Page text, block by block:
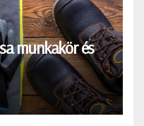
munkakör és